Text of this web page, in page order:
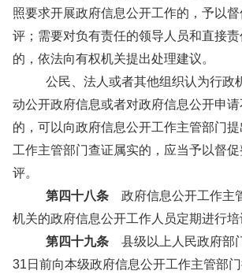
照要求开展政府信息公开工作的，予以
评；需要对负有责任的领导人员和直接
的，依法向有权机关提出处理建议。
公民、法人或者其他组织认为行政
动公开政府信息或者对政府信息公开申
的，可以向政府信息公开工作主管部门
工作主管部门查证属实的，应当予以督
评。
第四十八条 政府信息公开工作主
机关的政府信息公开工作人员定期进行培
第四十九条 县级以上人民政府部
31日前向本级政府信息公开工作主管部